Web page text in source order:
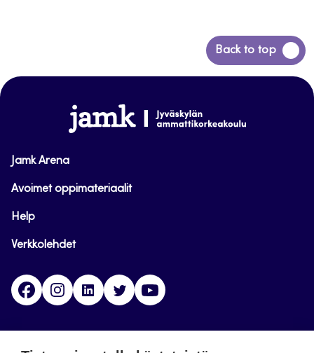
Back to top
Siirry
takaisin
www.jamk.fi
Jamk Arena
Avoimet oppimateriaalit
Help
Verkkolehdet
FacebookInstagramLinkedinTwitter